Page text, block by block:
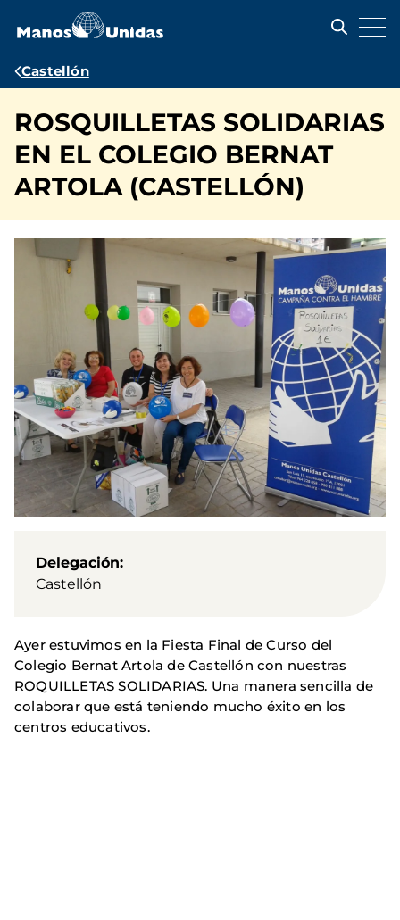
contenido
Ruta
navegación
Castellón
ROSQUILLETAS SOLIDARIAS
EN EL COLEGIO BERNAT
ARTOLA (CASTELLÓN)
Delegación
Castellón
Ayer estuvimos en la Fiesta Final de Curso del
Colegio Bernat Artola de Castellón con nuestras
ROQUILLETAS SOLIDARIAS. Una manera sencilla de
colaborar que está teniendo mucho éxito en los
centros educativos.